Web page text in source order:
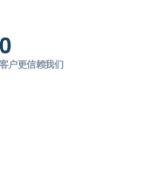
0
户更信赖我们